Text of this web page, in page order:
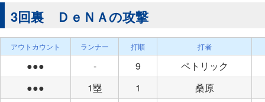
3回裏 ＤｅＮＡの攻撃
アウトカウント ランナー 打順 打者
●●● - 9
ペトリック
●●●
1塁 1
桑原